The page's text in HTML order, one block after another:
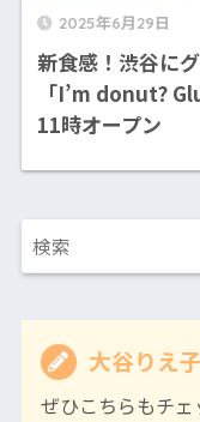
2025年6月29日
新食感！渋谷に
「I’m donut?
11時オープン
大谷りえ
ぜひこちらもチ